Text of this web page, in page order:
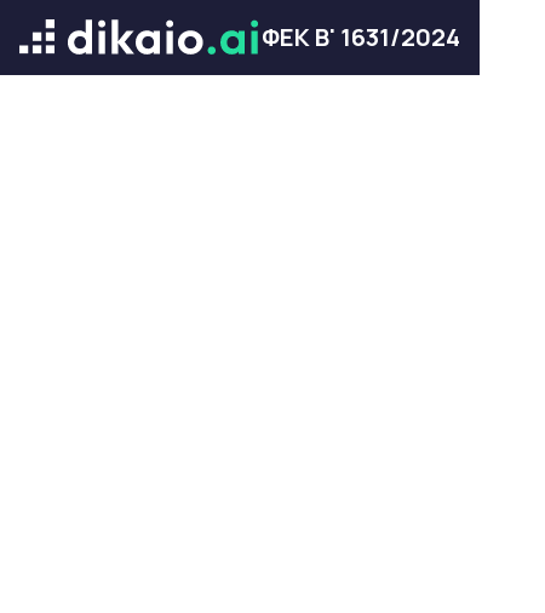
ΦΕΚ Β' 1631/2024